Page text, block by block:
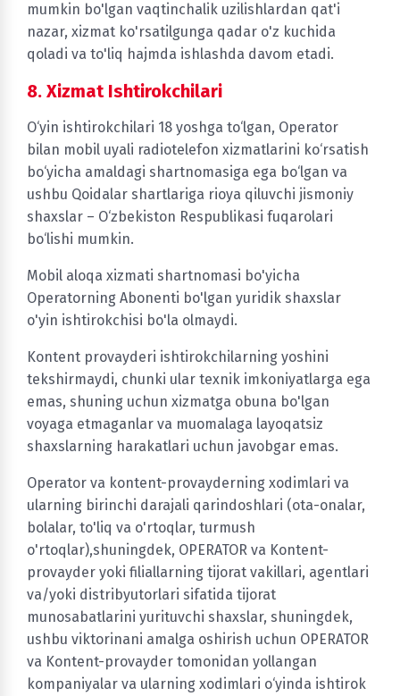
mumkin bo'lgan vaqtinchalik uzilishlardan qat'i
nazar, xizmat ko'rsatilgunga qadar o'z kuchida
qoladi va to'liq hajmda ishlashda davom etadi.
8. Xizmat Ishtirokchilari
O‘yin ishtirokchilari 18 yoshga to‘lgan, Operator
bilan mobil uyali radiotelefon xizmatlarini ko‘rsatish
bo‘yicha amaldagi shartnomasiga ega bo‘lgan va
ushbu Qoidalar shartlariga rioya qiluvchi jismoniy
shaxslar – O‘zbekiston Respublikasi fuqarolari
bo‘lishi mumkin.
Mobil aloqa xizmati shartnomasi bo'yicha
Operatorning Abonenti bo'lgan yuridik shaxslar
o'yin ishtirokchisi bo'la olmaydi.
Kontent provayderi ishtirokchilarning yoshini
tekshirmaydi, chunki ular texnik imkoniyatlarga ega
emas, shuning uchun xizmatga obuna bo'lgan
voyaga etmaganlar va muomalaga layoqatsiz
shaxslarning harakatlari uchun javobgar emas.
Operator va kontent-provayderning xodimlari va
ularning birinchi darajali qarindoshlari (ota-onalar,
bolalar, to'liq va o'rtoqlar, turmush
o'rtoqlar),shuningdek, OPERATOR va Kontent-
provayder yoki filiallarning tijorat vakillari, agentlari
va/yoki distribyutorlari sifatida tijorat
munosabatlarini yurituvchi shaxslar, shuningdek,
ushbu viktorinani amalga oshirish uchun OPERATOR
va Kontent-provayder tomonidan yollangan
kompaniyalar va ularning xodimlari o‘yinda ishtirok